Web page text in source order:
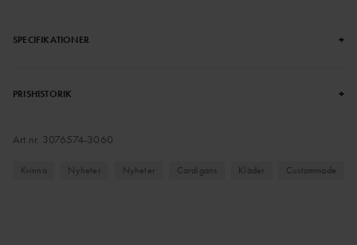
SPECIFIKATIONER +
PRISHISTORIK +
Art.nr. 3076574-3060
Kvinna Nyheter Nyheter Cardigans Kläder Custommade